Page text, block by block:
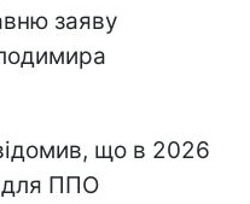
заяву
що в 2026
для ППО